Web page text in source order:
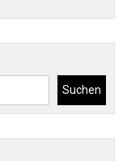
Suchen